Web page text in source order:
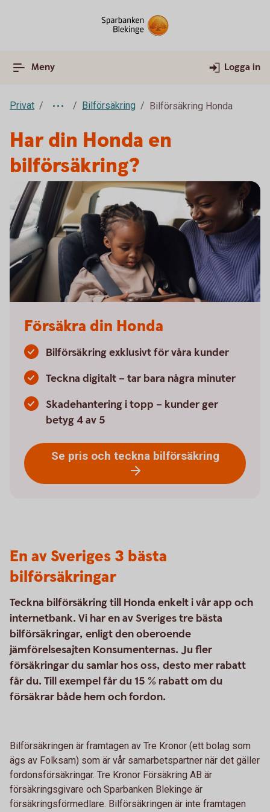
Meny Logga in
Privat Bilförsäkring Bilförsäkring Honda
Har din Honda en
bilförsäkring?
Försäkra din Honda
Bilförsäkring exklusivt för våra kunder
Teckna digitalt – tar bara några minuter
Skadehantering i topp – kunder ger
betyg 4 av 5
Se pris och teckna bilförsäkring
En av Sveriges 3 bästa
bilförsäkringar
Teckna bilförsäkring till Honda enkelt i vår app och
internetbank. Vi har en av Sveriges tre bästa
bilförsäkringar, enligt den oberoende
jämförelsesajten Konsumenternas. Ju fler
försäkringar du samlar hos oss, desto mer rabatt
får du. Till exempel får du 15 % rabatt om du
försäkrar både hem och fordon.
Bilförsäkringen är framtagen av Tre Kronor (ett bolag som
ägs av Folksam) som är vår samarbetspartner när det gäller
fordonsförsäkringar. Tre Kronor Försäkring AB är
försäkringsgivare och Sparbanken Blekinge är
försäkringsförmedlare. Bilförsäkringen är inte framtagen